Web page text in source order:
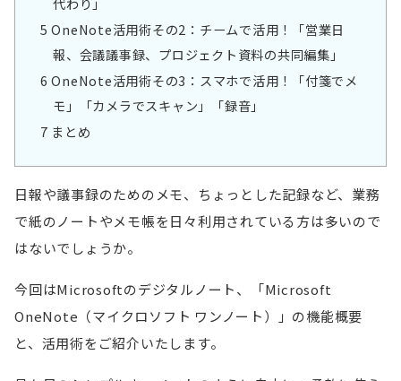
5 OneNote活用術その2：チームで活用！「営業日
報、会議議事録、プロジェクト資料の共同編集」
6 OneNote活用術その3：スマホで活用！「付箋でメ
モ」「カメラでスキャン」「録音」
7 まとめ
日報や議事録のためのメモ、ちょっとした記録など、業務
で紙のノートやメモ帳を日々利用されている方は多いので
はないでしょうか。
今回はMicrosoftのデジタルノート、「Microsoft
OneNote（マイクロソフト ワンノート）」の機能概要
と、活用術をご紹介いたします。